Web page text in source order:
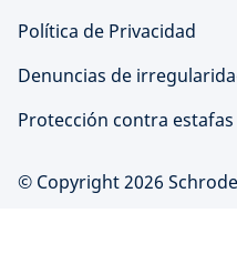
Política de Privacidad
Denuncias de
Protección contra estafas
© Copyright 2026